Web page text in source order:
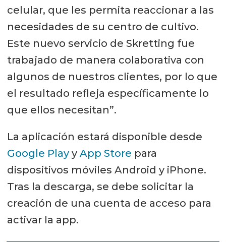
celular, que les permita reaccionar a las
necesidades de su centro de cultivo.
Este nuevo servicio de Skretting fue
trabajado de manera colaborativa con
algunos de nuestros clientes, por lo que
el resultado refleja específicamente lo
que ellos necesitan”.
La aplicación estará disponible desde
Google Playy App Store para
dispositivos móviles Android y iPhone.
Tras la descarga, se debe solicitar la
creación de una cuenta de acceso para
activar la app.